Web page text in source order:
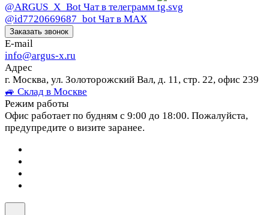
@ARGUS_X_Bot Чат в телеграмм
@id7720669687_bot Чат в МАХ
Заказать звонок
E-mail
info@argus-x.ru
Адрес
г. Москва, ул. Золоторожский Вал, д. 11, стр. 22, офис 239
🚙 Склад в Москве
Режим работы
Офис работает по будням с 9:00 до 18:00. Пожалуйста,
предупредите о визите заранее.